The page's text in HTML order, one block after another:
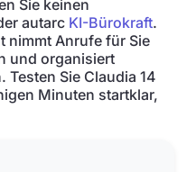
Sie keinen
autarc KI-Bürokraft.
nimmt Anrufe für Sie
und organisiert
Sie Claudia 14
Minuten startklar,